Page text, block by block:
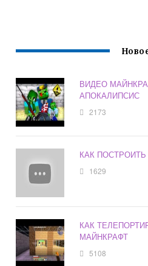
ВИДЕО
АПОКАЛИПСИС
2173
КАК
1629
КАК
МАЙНКРАФТ
5108